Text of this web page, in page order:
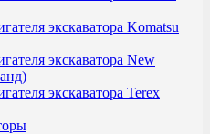
экскаватора Komatsu
экскаватора New
экскаватора Terex